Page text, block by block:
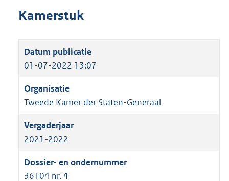
Kamerstuk
01-07-2022 13:07
Tweede Kamer der Staten-Generaal
2021-2022
36104 nr. 4